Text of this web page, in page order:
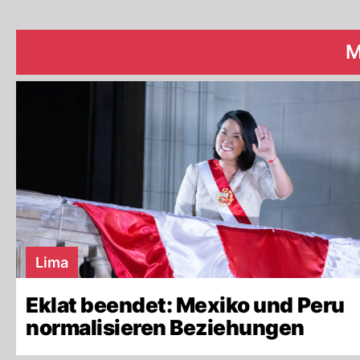
Lima
Eklat beendet: Mexiko und Peru
normalisieren Beziehungen